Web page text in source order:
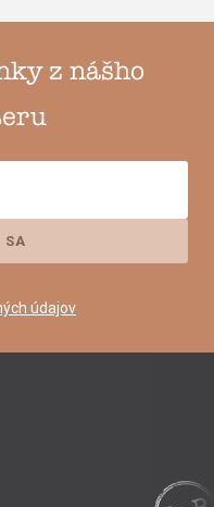
z nášho
údajov